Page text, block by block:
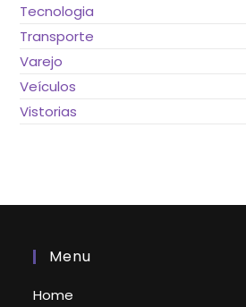
Tecnologia
Transporte
Varejo
Veículos
Vistorias
Menu
Home